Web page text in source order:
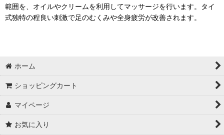
範囲を、オイルやクリームを利用してマッサージを行います。タイ
式独特の程良い刺激で足のむくみや全身疲労が改善されます。
ホーム
ショッピングカート
マイページ
お気に入り